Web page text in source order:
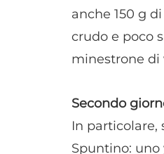
anche 150 g
crudo e poco
minestrone di
Secondo
In
Spuntino: